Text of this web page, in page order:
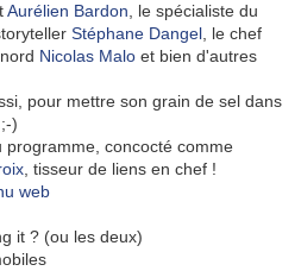
Aurélien Bardon , le spécialiste du
Stéphane Dangel , le chef
Nicolas Malo et bien d'autres
pour mettre son grain de sel dans
)
programme, concocté comme
, tisseur de liens en chef !
it ? (ou les deux)